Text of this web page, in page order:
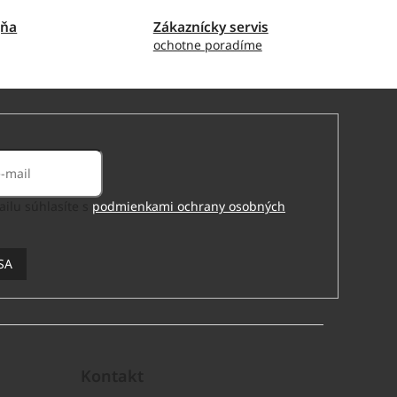
Zákaznícky servis
ochotne poradíme
podmienkami ochrany osobných